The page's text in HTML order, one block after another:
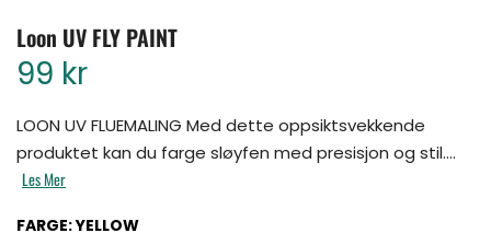
Loon UV FLY PAINT
99 kr
LOON UV FLUEMALING Med dette oppsiktsvekkende
produktet kan du farge sløyfen med presisjon og stil....
Les Mer
FARGE:YELLOW